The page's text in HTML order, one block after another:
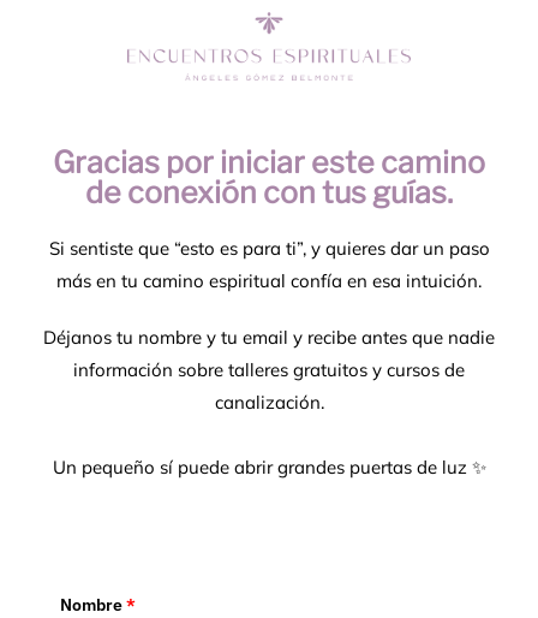
Gracias por iniciar este camino
de conexión con tus guías.
Si sentiste que “esto es para ti”, y quieres dar un paso
más en tu camino espiritual confía en esa intuición.
Déjanos tu nombre y tu email y recibe antes que nadie
información sobre talleres gratuitos y cursos de
canalización.
Un pequeño sí puede abrir grandes puertas de luz ✨
Nombre*